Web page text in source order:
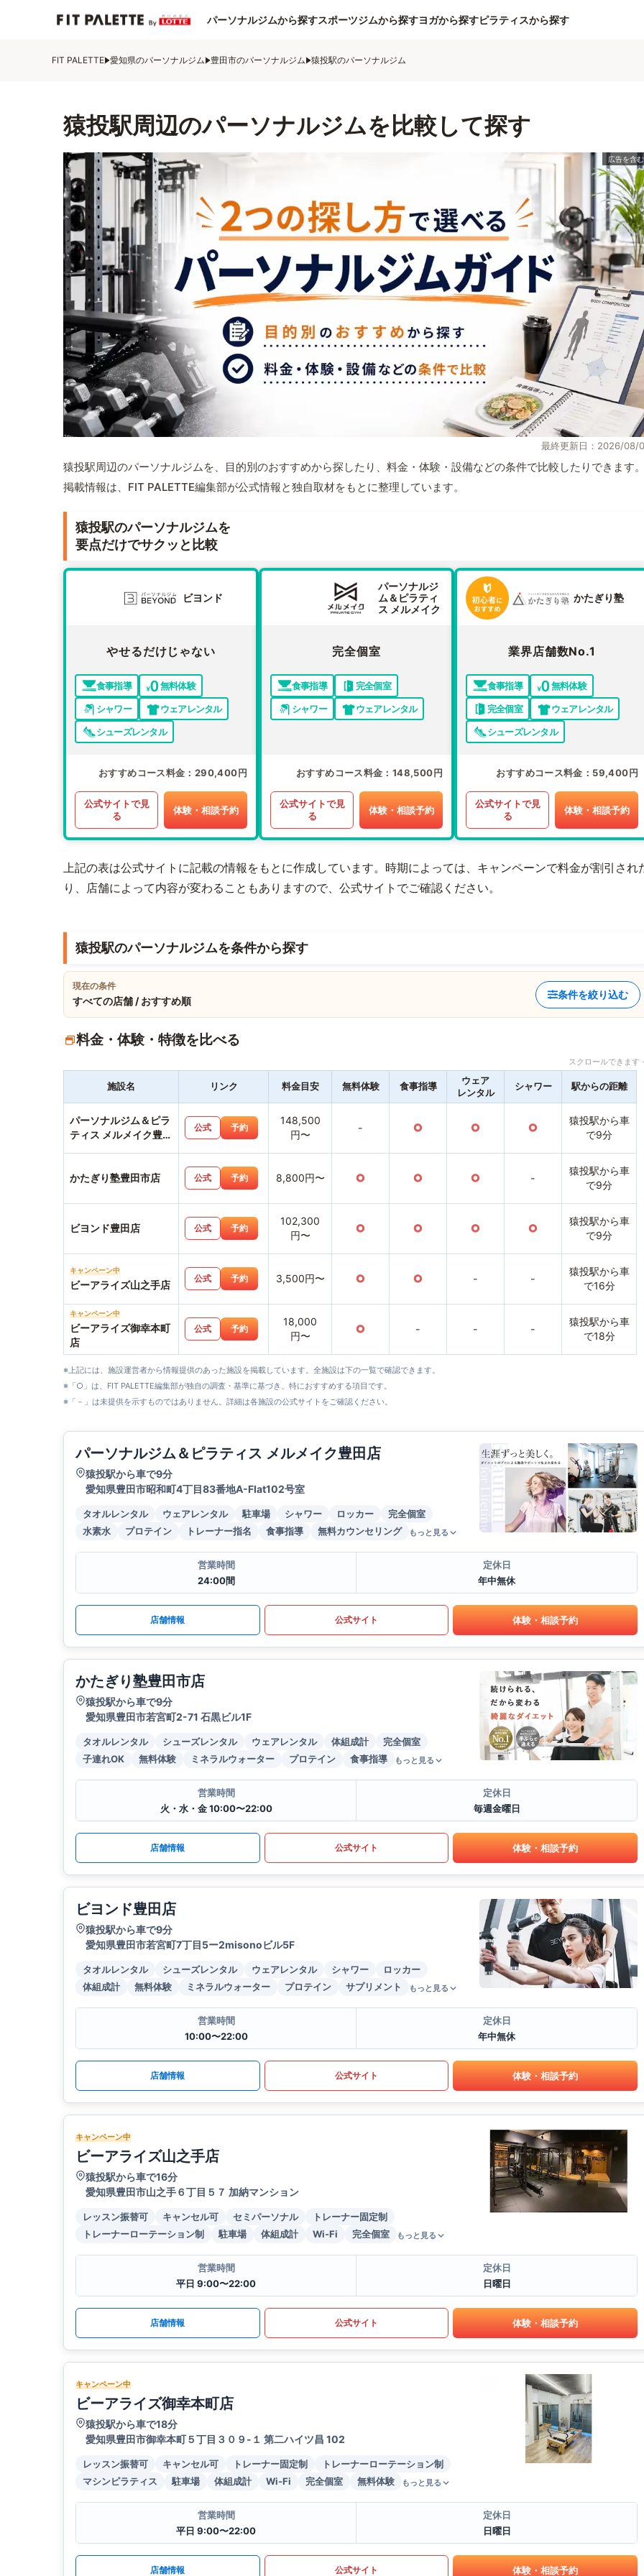
パーソナルジムから探すスポーツジムから探すヨガから探すピラティスから探す
FIT PALETTE 愛知県のパーソナルジム 豊田市のパーソナルジム 猿投駅のパーソナルジム
猿投駅周辺のパーソナルジムを比較して探す
最終更新日：2026/08/
猿投駅周辺のパーソナルジムを、目的別のおすすめから探したり、料金・体験・設備などの条件で比較したりできます
掲載情報は、FIT PALETTE編集部が公式情報と独自取材をもとに整理しています。
猿投駅のパーソナルジムを
要点だけでサクッと比較
ビヨンド
やせるだけじゃない
食事指導
無料体験
シャワー
ウェアレンタル
シューズレンタル
おすすめコース料金 290,400円
公式サイトで見
る
体験・相談予約
パーソナルジ
ム＆ピラティ
ス メルメイク
完全個室
食事指導
完全個室
シャワー
ウェアレンタル
おすすめコース料金 148,500円
公式サイトで見
る
体験・相談予約
かたぎり塾
業界店舗数No.1
食事指導
無料体験
完全個室
ウェアレンタル
シューズレンタル
おすすめコース料金 59,400円
公式サイトで見
る
体験・相談予約
上記の表は公式サイトに記載の情報をもとに作成しています。時期によっては、キャンペーンで料金が割引され
り、店舗によって内容が変わることもありますので、公式サイトでご確認ください。
猿投駅のパーソナルジムを条件から探す
現在の条件
すべての店舗 / おすすめ順
条件を絞り込む
料金・体験・特徴を比べる
スクロールできま
施設名 リンク 料金目安 無料体験 食事指導
ウェア
レンタル
シャワー 駅からの距離
パーソナルジム＆ピラ
ティス メルメイク豊田
公式 予約
148,500
円〜
- ○ ○ ○
猿投駅から車
で9分
かたぎり塾豊田市店 公式 予約 8,800円〜 ○ ○ ○ -
猿投駅から車
で9分
ビヨンド豊田店 公式 予約
102,300
円〜
○ ○ ○ ○
猿投駅から車
で9分
キャンペーン中
ビーアライズ山之手店
公式 予約 3,500円〜 ○ ○ - -
猿投駅から車
で16分
キャンペーン中
ビーアライズ御幸本町
店
公式 予約
18,000
円〜
○ - - -
猿投駅から車
で18分
※上記には、施設運営者から情報提供のあった施設を掲載しています。全施設は下の一覧で確認できます。
※「○」は、FIT PALETTE編集部が独自の調査・基準に基づき、特におすすめする項目です。
※「－」は未提供を示すものではありません。詳細は各施設の公式サイトをご確認ください。
パーソナルジム＆ピラティス メルメイク豊田店
猿投駅から車で9分
愛知県豊田市昭和町4丁目83番地A-Flat102号室
タオルレンタル ウェアレンタル 駐車場 シャワー ロッカー
完全個室
水素水
プロテイン トレーナー指名 食事指導 無料カウンセリング もっと見る
営業時間
24:00間
定休日
年中無休
店舗情報 公式サイト 体験・相談予約
かたぎり塾豊田市店
猿投駅から車で9分
愛知県豊田市若宮町2-71 石黒ビル1F
タオルレンタル シューズレンタル ウェアレンタル 体組成計
完全個室
子連れOK
無料体験 ミネラルウォーター プロテイン 食事指導 もっと見る
営業時間
火・水・金 10:00〜22:00
定休日
毎週金曜日
店舗情報 公式サイト 体験・相談予約
ビヨンド豊田店
猿投駅から車で9分
愛知県豊田市若宮町7丁目5ー2misonoビル5F
タオルレンタル シューズレンタル ウェアレンタル シャワー
ロッカー
体組成計
無料体験 ミネラルウォーター プロテイン サプリメント もっと見る
営業時間
10:00〜22:00
定休日
年中無休
店舗情報 公式サイト 体験・相談予約
キャンペーン中
ビーアライズ山之手店
猿投駅から車で16分
愛知県豊田市山之手６丁目５７ 加納マンション
レッスン振替可 キャンセル可 セミパーソナル
トレーナー固定制
トレーナーローテーション制
駐車場 体組成計 Wi-Fi 完全個室 もっと見る
営業時間
平日 9:00〜22:00
定休日
日曜日
店舗情報 公式サイト 体験・相談予約
キャンペーン中
ビーアライズ御幸本町店
猿投駅から車で18分
愛知県豊田市御幸本町５丁目３０９-１ 第二ハイツ昌 102
レッスン振替可 キャンセル可 トレーナー固定制
トレーナーローテーション制
マシンピラティス
駐車場 体組成計 Wi-Fi 完全個室 無料体験 もっと見る
営業時間
平日 9:00〜22:00
定休日
日曜日
店舗情報 公式サイト 体験・相談予約